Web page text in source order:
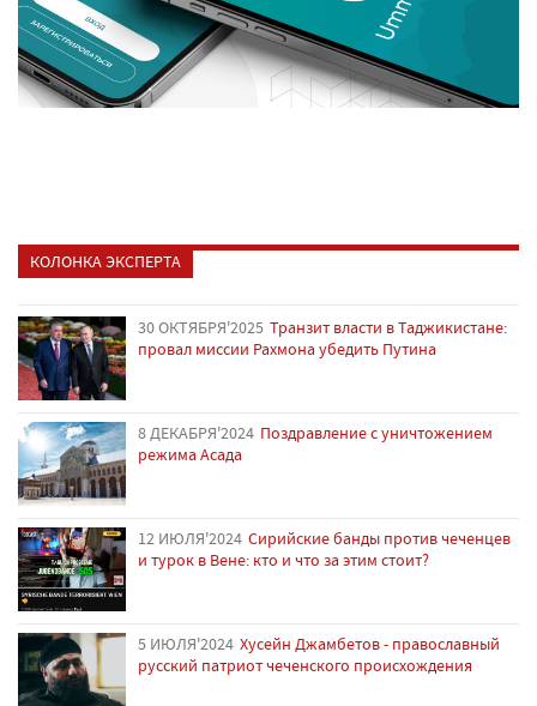
КОЛОНКА ЭКСПЕРТА
30 ОКТЯБРЯ'2025 Транзит власти в Таджикистане:
провал миссии Рахмона убедить Путина
8 ДЕКАБРЯ'2024 Поздравление с уничтожением
режима Асада
12 ИЮЛЯ'2024 Сирийские банды против чеченцев
и турок в Вене: кто и что за этим стоит?
5 ИЮЛЯ'2024 Хусейн Джамбетов - православный
русский патриот чеченского происхождения